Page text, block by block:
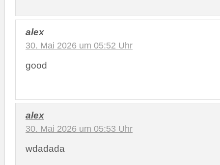
alex
30. Mai 2026 um 05:52 Uhr
good
alex
30. Mai 2026 um 05:53 Uhr
wdadada